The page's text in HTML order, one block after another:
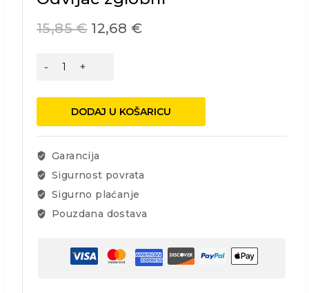
15,85€ 12,68 €
Odvijač
DODAJ U KOŠARICU
Garancija
Sigurnost povrata
Sigurno plaćanje
Pouzdana dostava